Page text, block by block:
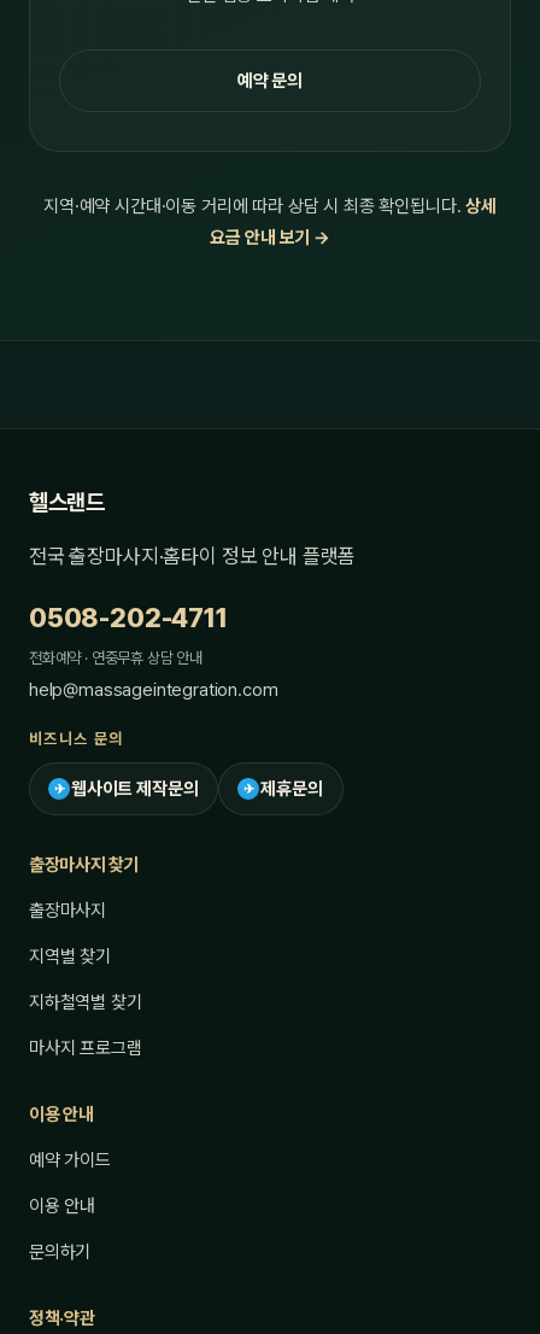
예약 문의
지역·예약 시간대·이동 거리에 따라 상담 시 최종 확인됩니다.상세
요금 안내 보기 →
헬스랜드
전국 출장마사지·홈타이 정보 안내 플랫폼
0508-202-4711
전화예약 · 연중무휴 상담 안내
help@massageintegration.com
비즈니스 문의
✈ 웹사이트 제작문의 ✈ 제휴문의
출장마사지 찾기
출장마사지
지역별 찾기
지하철역별 찾기
마사지 프로그램
이용 안내
예약 가이드
이용 안내
문의하기
정책·약관